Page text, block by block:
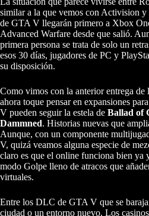
similar a la que vemos con Activision
de GTA V llegarán primero a Xbox
Advanced Warfare desde que salió.
primera persona se trata de solo un
esos 30 días, jugadores de PC y
su disposición.
Como vimos con la anterior entrega
ahora toque pensar en expansiones
V pueden seguir la estela de Ballad of
Dammned. Historias nuevas que
Aunque, con un componente
V, quizá veamos alguna especie de
claro es que el online funciona bien ya
modo Golpe lleno de atracos que
virtuales.
Entre los DLC de GTA V que se
ciudad o un entorno nuevo. Los